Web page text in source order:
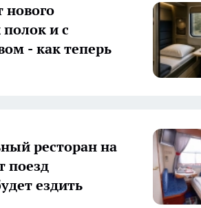
нового
и с
- как теперь
ресторан на
поезд
ездить